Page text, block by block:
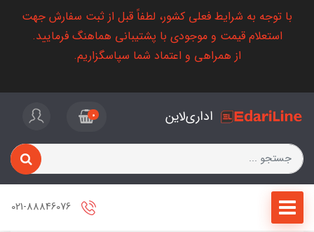
با توجه به شرایط فعلی کشور، لطفاً قبل از ثبت سفارش جهت
استعلام قیمت و موجودی با پشتیبانی هماهنگ فرمایید.
از همراهی و اعتماد شما سپاسگزاریم.
اداری‌لاین 0